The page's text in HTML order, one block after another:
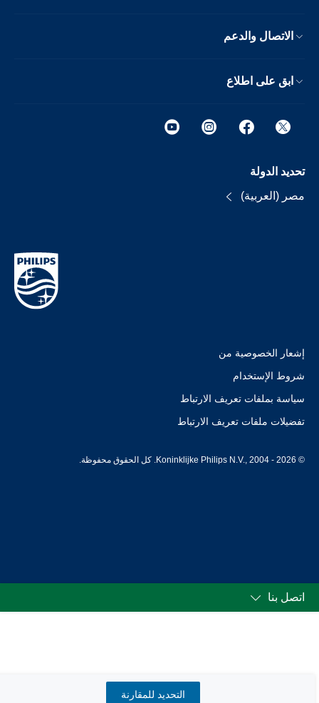
التحديد للمقارنة
الاتصال والدعم
ابق على اطلاع
تحديد الدولة
مصر (العربية)
إشعار الخصوصية من
شروط الإستخدام
سياسة بملفات تعريف الارتباط
تفضيلات ملفات تعريف الارتباط
© Koninklijke Philips N.V., 2004 - 2026. كل الحقوق محفوظة.
اتصل بنا